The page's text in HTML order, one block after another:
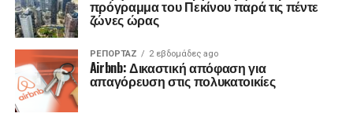
πρόγραμμα του Πεκίνου παρά τις πέντε
ζώνες ώρας
ΡΕΠΟΡΤΑΖ 2 εβδομάδες ago
Airbnb: Δικαστική απόφαση για
απαγόρευση στις πολυκατοικίες